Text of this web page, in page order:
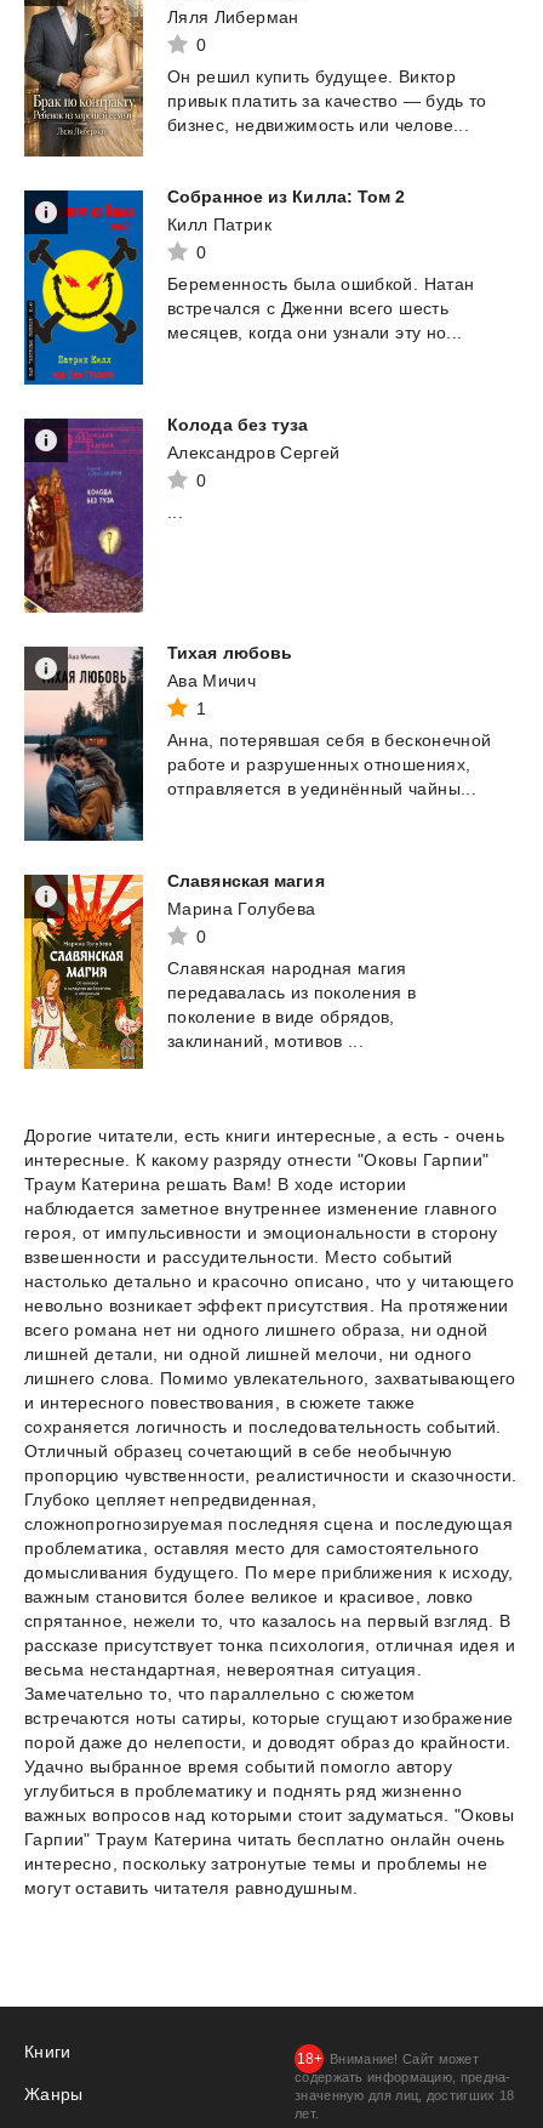
Ляля Либерман
0
Он решил купить будущее.
Виктор
привык платить за качество — будь то
бизнес,
недвижимость или челове...
Собранное из Килла: Том 2
Килл Патрик
0
Беременность была ошибкой.
Натан
встречался с Дженни всего шесть
месяцев,
когда они узнали эту но...
Колода без туза
Александров Сергей
0
Тихая любовь
Ава Мичич
1
Анна,
потерявшая себя в бесконечной
работе и разрушенных отношениях,
отправляется в уединённый чайны...
Славянская магия
Марина Голубева
0
Славянская народная магия
передавалась из поколения в
поколение в виде обрядов,
заклинаний, мотивов ...
Дорогие читатели, есть книги интересные, а есть - очень
интересные. К какому разряду отнести "Оковы Гарпии"
Траум Катерина решать Вам! В ходе истории
наблюдается заметное внутреннее изменение главного
героя, от импульсивности и эмоциональности в сторону
взвешенности и рассудительности. Место событий
настолько детально и красочно описано, что у читающего
невольно возникает эффект присутствия. На протяжении
всего романа нет ни одного лишнего образа, ни одной
лишней детали, ни одной лишней мелочи, ни одного
лишнего слова. Помимо увлекательного, захватывающего
и интересного повествования, в сюжете также
сохраняется логичность и последовательность событий.
Отличный образец сочетающий в себе необычную
пропорцию чувственности, реалистичности и сказочности.
Глубоко цепляет непредвиденная,
сложнопрогнозируемая последняя сцена и последующая
проблематика, оставляя место для самостоятельного
домысливания будущего. По мере приближения к исходу,
важным становится более великое и красивое, ловко
спрятанное, нежели то, что казалось на первый взгляд. В
рассказе присутствует тонка психология, отличная идея и
весьма нестандартная, невероятная ситуация.
Замечательно то, что параллельно с сюжетом
встречаются ноты сатиры, которые сгущают изображение
порой даже до нелепости, и доводят образ до крайности.
Удачно выбранное время событий помогло автору
углубиться в проблематику и поднять ряд жизненно
важных вопросов над которыми стоит задуматься. "Оковы
Гарпии" Траум Катерина читать бесплатно онлайн очень
интересно, поскольку затронутые темы и проблемы не
могут оставить читателя равнодушным.
Книги
Жанры
Внимание! Сайт может
содержать информацию, предна­
значенную для лиц, дости­гших 18
лет.